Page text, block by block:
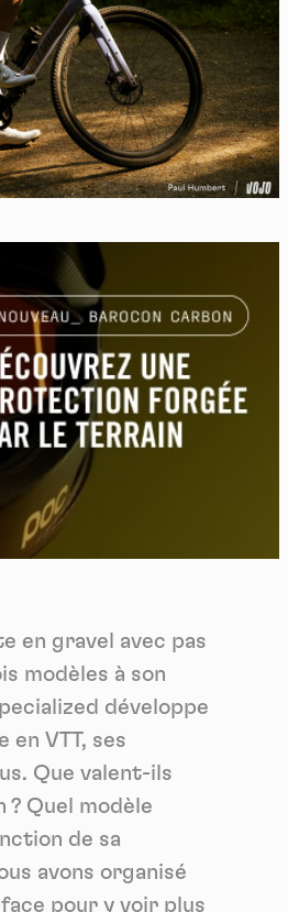
en gravel avec pas
modèles à son
développe
en VTT, ses
Que valent-ils
Quel modèle
de sa
avons organisé
pour y voir plus